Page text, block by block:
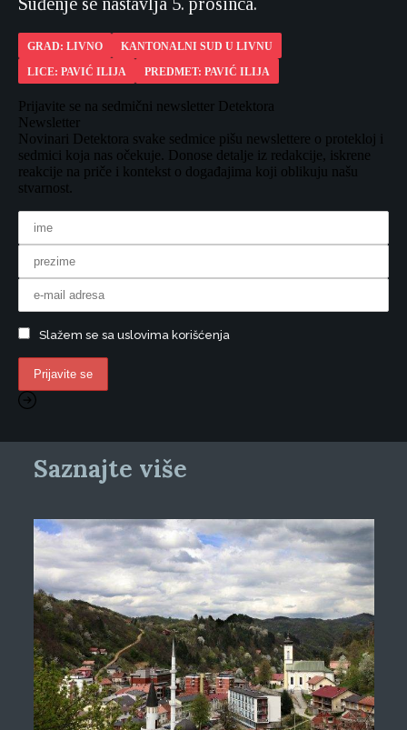
GRAD: LIVNO
KANTONALNI SUD U LIVNU
LICE: PAVIĆ ILIJA
PREDMET: PAVIĆ ILIJA
Prijavite se na sedmični newsletter Detektora
Newsletter
Novinari Detektora svake sedmice pišu newslettere o protekloj i
sedmici koja nas očekuje. Donose detalje iz redakcije, iskrene
reakcije na priče i kontekst o događajima koji oblikuju našu
stvarnost.
Slažem se sa uslovima korišćenja
Saznajte više